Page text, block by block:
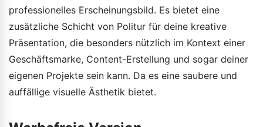
professionelles Erscheinungsbild. Es bietet eine
zusätzliche Schicht von Politur für deine kreative
Präsentation, die besonders nützlich im Kontext einer
Geschäftsmarke, Content-Erstellung und sogar deiner
eigenen Projekte sein kann. Da es eine saubere und
auffällige visuelle Ästhetik bietet.